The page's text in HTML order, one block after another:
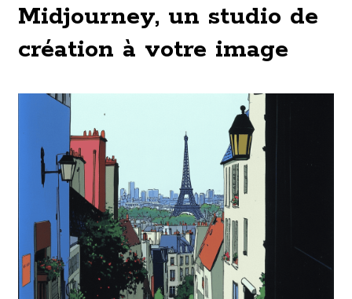
Midjourney, un studio de
création à votre image